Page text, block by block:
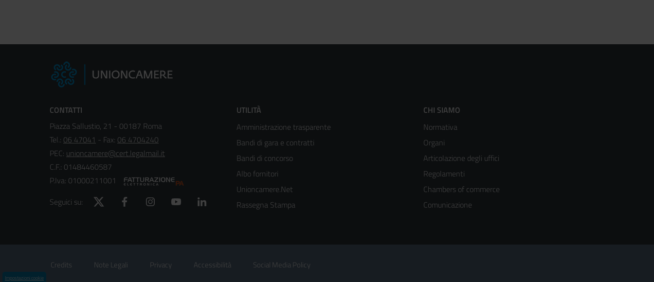
CONTATTI
Piazza Sallustio, 21 - 00187 Roma
Tel.: 06 47041 - Fax: 06 4704240
PEC: unioncamere@cert.legalmail.it
C.F.: 01484460587
P.Iva: 01000211001
Seguici su:
Twitter Facebook Instagram YouTube
Footer
menù
colonna
2
UTILITÀ
Amministrazione trasparente
Bandi di gara e contratti
Bandi di concorso
Albo fornitori
Unioncamere.Net
Rassegna Stampa
Footer
menù
colonna
3
CHI SIAMO
Normativa
Organi
Articolazione degli uffici
Regolamenti
Chambers of commerce
Comunicazione
Footer
Credits Note Legali Privacy Accessibilità Social Media Policy
Impostazioni cookie